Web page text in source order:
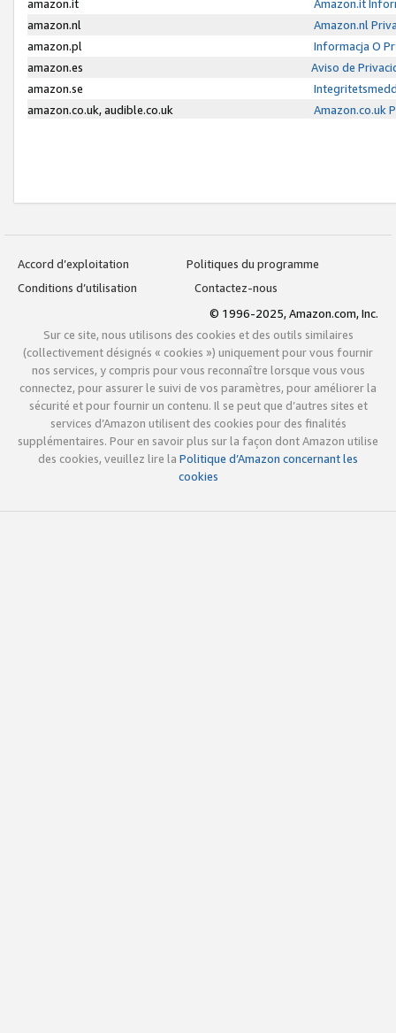
amazon.it
Amazon.it
amazon.nl
Amazon.nl
amazon.pl
Informacja O
amazon.es
Aviso de
amazon.se
amazon.co.uk, audible.co.uk
Amazon.co.uk
Accord d’exploitation
Politiques du programme
Conditions d’utilisation
Contactez-nous
© 1996-2025, Amazon.com, Inc.
Sur ce site, nous utilisons des cookies et des outils similaires
(collectivement désignés « cookies ») uniquement pour vous fournir
nos services, y compris pour vous reconnaître lorsque vous vous
connectez, pour assurer le suivi de vos paramètres, pour améliorer la
sécurité et pour fournir un contenu. Il se peut que d’autres sites et
services d’Amazon utilisent des cookies pour des finalités
supplémentaires. Pour en savoir plus sur la façon dont Amazon utilise
des cookies, veuillez lire la Politique d’Amazon concernant les
cookies